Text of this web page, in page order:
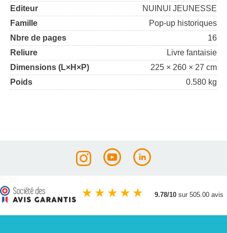
Editeur
NUINUI JEUNESSE
Famille
Pop-up historiques
Nbre de pages
16
Reliure
Livre fantaisie
Dimensions (L×H×P)
225 × 260 × 27 cm
Poids
0.580 kg
★ ★ ★ ★ ★ 9.78/10 sur 505.00 avis